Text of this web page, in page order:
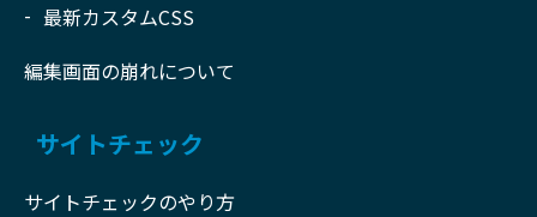
最新カスタムCSS
編集画面の崩れについて
サイトチェック
サイトチェックのやり方